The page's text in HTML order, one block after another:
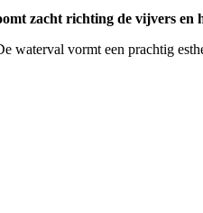
zacht richting de vijvers
waterval vormt een prachtig